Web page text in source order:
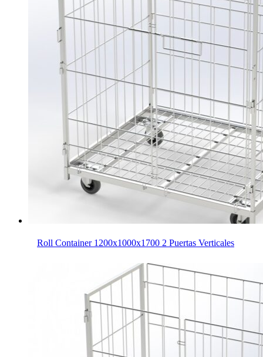
Roll Container 1200x1000x1700 2 Puertas Verticales